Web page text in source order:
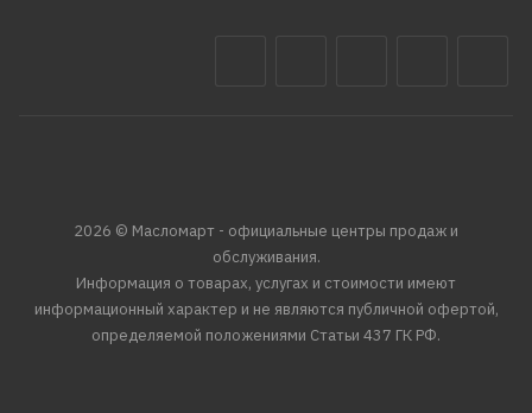
2026 © Масломарт - официальные центры продаж и
обслуживания.
Информация о товарах, услугах и стоимости имеют
информационный характер и не являются публичной офертой,
определяемой положениями Статьи 437 ГК РФ.